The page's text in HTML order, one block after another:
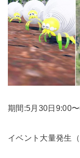
期間:5月30日9:00
イベント大量発生